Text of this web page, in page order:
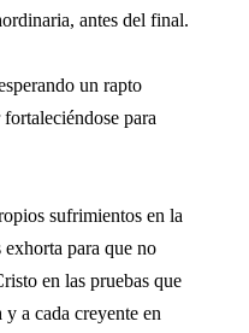
antes del final.
un rapto
para
sufrimientos en la
para que no
en las pruebas que
a cada creyente en